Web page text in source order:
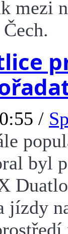
mezi
/
byl
jízdy